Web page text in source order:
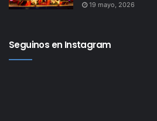
19 mayo, 2026
Seguinos en Instagram